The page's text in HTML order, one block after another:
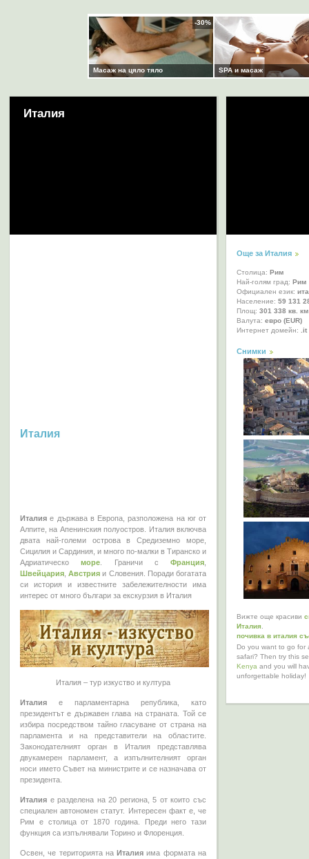
Италия
Италия
Италия е държава в Европа, разположена на юг от
Алпите, на Апенинския полуостров. Италия включва
двата най-големи острова в Средиземно море,
Сицилия и Сардиния, и много по-малки в Тиранско и
Адриатическоморе . Граничи с Франция
Швейцария ,Австрия и Словения. Поради богатата
си история и известните забележителности има
интерес от много българи за екскурзия в Италия
Италия – тур изкуство и култура
Италия е парламентарна република, като
президентът е държавен глава на страната. Той се
избира посредством тайно гласуване от страна на
парламента и на представители на областите.
Законодателният орган в Италия представлява
двукамерен парламент, а изпълнителният орган
носи името Съвет на министрите и се назначава от
президента.
Италия е разделена на 20 региона, 5 от които със
специален автономен статут. Интересен факт е, че
Рим е столица от 1870 година. Преди него тази
функция са изпълнявали Торино и Флоренция.
Освен, че територията наИталия има формата на
Още за Италия
Столица: Рим
Най-голям град: Рим
Официален език:
Население: 59 131
Площ: 301 338 кв. км
Валута: евро (EUR)
Интернет домейн: .it
Снимки
Вижте още красиви
Италия.
почивка в италия
Do you want to go for
safari? Then try this
Kenya and you will
unforgettable holiday!